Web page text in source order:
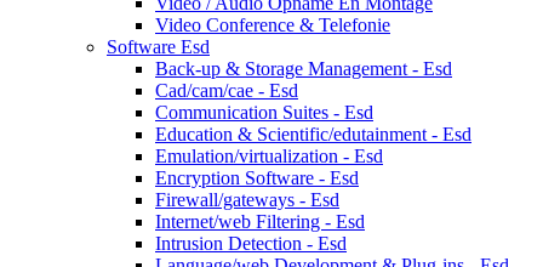
Video Conference & Telefonie
Software Esd
Back-up & Storage Management - Esd
Cad/cam/cae - Esd
Communication Suites - Esd
Education & Scientific/edutainment - Esd
Emulation/virtualization - Esd
Encryption Software - Esd
Firewall/gateways - Esd
Internet/web Filtering - Esd
Intrusion Detection - Esd